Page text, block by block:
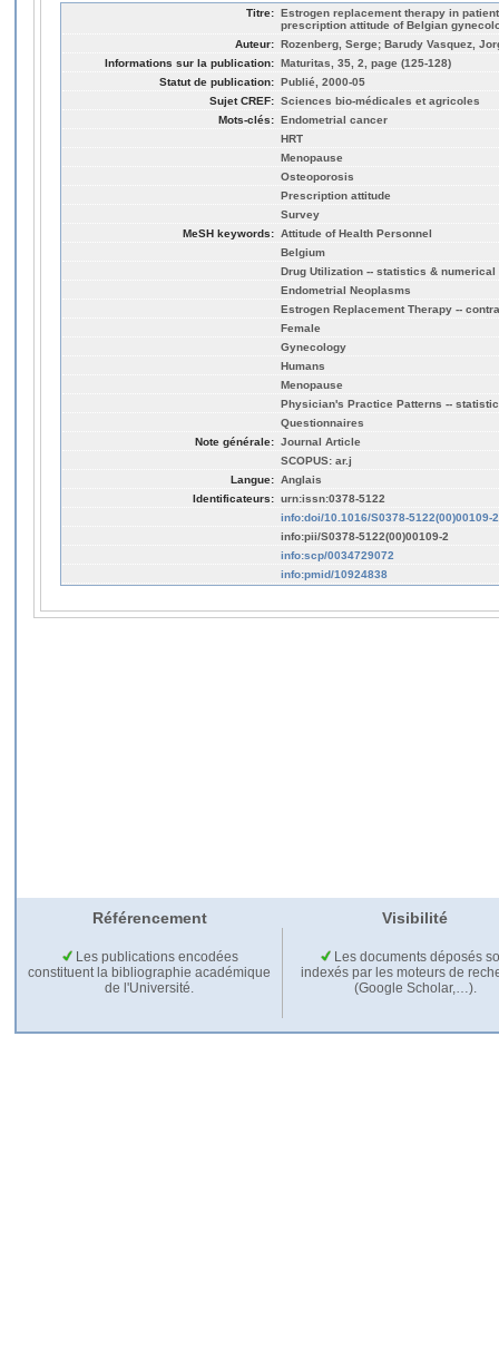
Titre: Estrogen replacement therapy in
prescription attitude of Belgian
Auteur: Rozenberg, Serge; Barudy Vasquez,
Informations sur la publication: Maturitas, 35, 2, page (125-128)
Statut de publication: Publié, 2000-05
Sujet CREF: Sciences bio-médicales et agricoles
Mots-clés: Endometrial cancer
HRT
Menopause
Osteoporosis
Prescription attitude
Survey
MeSH keywords: Attitude of Health Personnel
Belgium
Drug Utilization -- statistics & numerical
Endometrial Neoplasms
Estrogen Replacement Therapy --
Female
Gynecology
Humans
Menopause
Physician's Practice Patterns --
Questionnaires
Note générale: Journal Article
SCOPUS: ar.j
Langue: Anglais
Identificateurs: urn:issn:0378-5122
info:doi/10.1016/S0378-5122(00)00109-2
info:pii/S0378-5122(00)00109-2
info:scp/0034729072
info:pmid/10924838
Référencement Visibilité
Les publications encodées
constituent la bibliographie académique
de l'Université.
Les documents déposés
indexés par les moteurs de
(Google Scholar,…).